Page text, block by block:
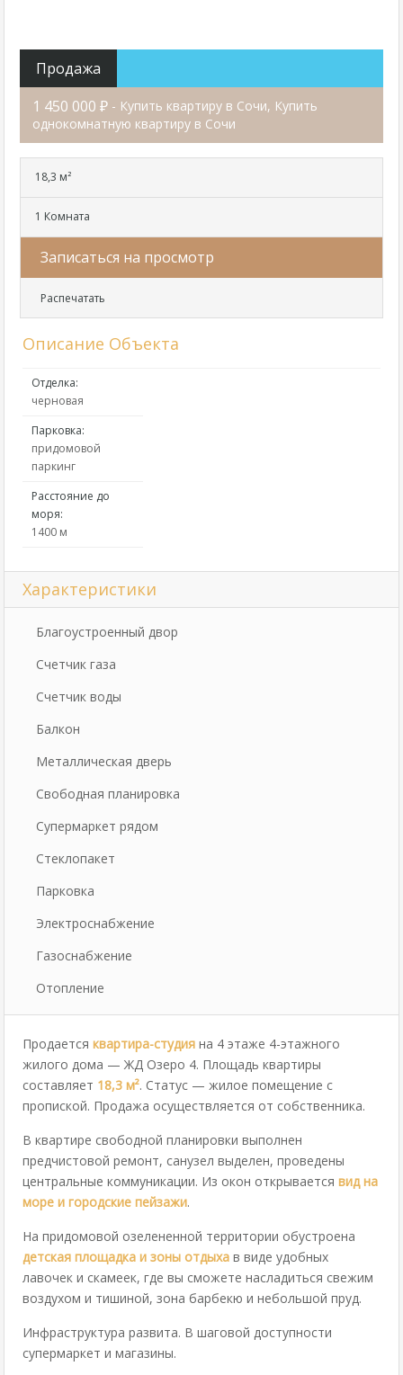
Продажа
1 450 000 ₽ - Купить квартиру в Сочи, Купить
однокомнатную квартиру в Сочи
18,3 м²
1 Комната
Записаться на просмотр
Распечатать
Описание Объекта
Отделка:
черновая
Парковка:
придомовой
паркинг
Расстояние до
моря:
1400 м
Характеристики
Благоустроенный двор
Счетчик газа
Счетчик воды
Балкон
Металлическая дверь
Свободная планировка
Супермаркет рядом
Стеклопакет
Парковка
Электроснабжение
Газоснабжение
Отопление
Продается квартира-студия на 4 этаже 4-этажного
жилого дома — ЖД Озеро 4. Площадь квартиры
составляет 18,3 м². Статус — жилое помещение с
пропиской. Продажа осуществляется от собственника.
В квартире свободной планировки выполнен
предчистовой ремонт, санузел выделен, проведены
центральные коммуникации. Из окон открывается вид на
море и городские пейзажи.
На придомовой озелененной территории обустроена
детская площадка и зоны отдыха в виде удобных
лавочек и скамеек, где вы сможете насладиться свежим
воздухом и тишиной, зона барбекю и небольшой пруд.
Инфраструктура развита. В шаговой доступности
супермаркет и магазины.